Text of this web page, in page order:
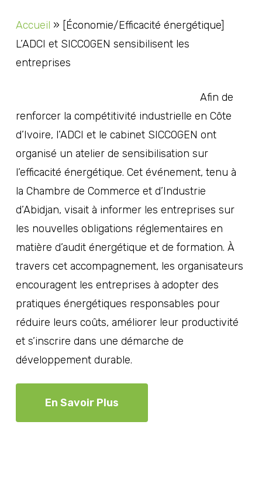
Accueil » [Économie/Efficacité énergétique]
L’ADCI et SICCOGEN sensibilisent les
entreprises
Afin de
renforcer la compétitivité industrielle en Côte
d’Ivoire, l’ADCI et le cabinet SICCOGEN ont
organisé un atelier de sensibilisation sur
l’efficacité énergétique. Cet événement, tenu à
la Chambre de Commerce et d’Industrie
d’Abidjan, visait à informer les entreprises sur
les nouvelles obligations réglementaires en
matière d’audit énergétique et de formation. À
travers cet accompagnement, les organisateurs
encouragent les entreprises à adopter des
pratiques énergétiques responsables pour
réduire leurs coûts, améliorer leur productivité
et s’inscrire dans une démarche de
développement durable.
En Savoir Plus